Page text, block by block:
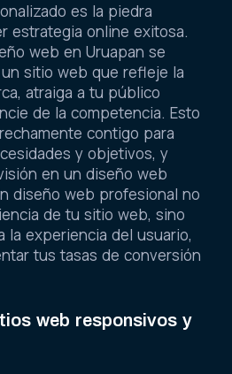
es la piedra
estrategia online exitosa.
web en Uruapan se
sitio web que refleje la
atraiga a tu público
de la competencia. Esto
contigo para
y objetivos, y
en un diseño web
diseño web profesional no
de tu sitio web, sino
la experiencia del usuario,
tus tasas de conversión
web responsivos y